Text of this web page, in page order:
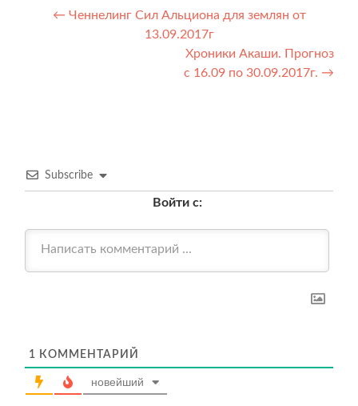
Навигация
← Ченнелинг Сил Альциона для землян от
13.09.2017г
Хроники Акаши. Прогноз
с 16.09 по 30.09.2017г. →
Subscribe
Войти с:
1 КОММЕНТАРИЙ
новейший